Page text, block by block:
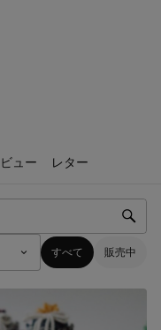
ュー レター
すべて 販売中